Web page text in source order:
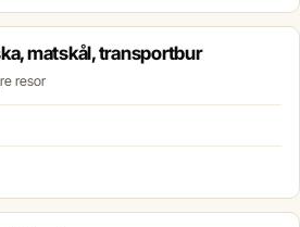
matskål, transportbur
resor